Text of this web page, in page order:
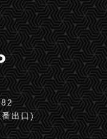
82
出口)